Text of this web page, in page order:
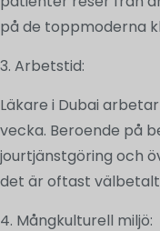
på de toppmoderna
3. Arbetstid:
Läkare i Dubai
vecka. Beroende på
jourtjänstgöring och
det är oftast
4. Mångkulturell miljö: